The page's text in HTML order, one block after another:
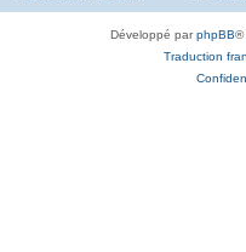
Développé parphpBB®
Traduction